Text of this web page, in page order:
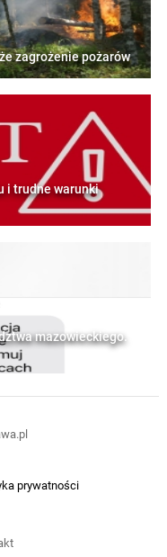
zagrożenie pożarów
i trudne warunki
mazowieckiego.
prywatności